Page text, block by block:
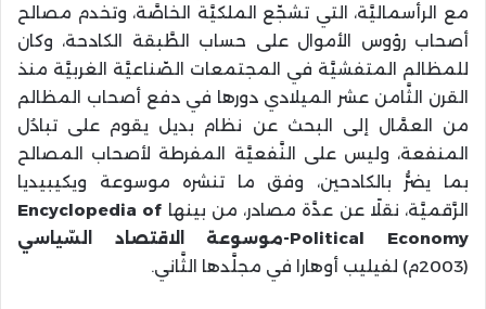
مع الرأسماليَّة، التي تشجّع الملكيَّة الخاصَّة، وتخدم مصالح
أصحاب رؤوس الأموال على حساب الطَّبقة الكادحة، وكان
للمظالم المتفشيَّة في المجتمعات الصّناعيَّة الغربيَّة منذ
القرن الثَّامن عشر الميلادي دورها في دفع أصحاب المظالم
من العمَّال إلى البحث عن نظام بديل يقوم على تبادُل
المنفعة، وليس على النَّفعيَّة المفرطة لأصحاب المصالح
بما يضرُّ بالكادحين، وفق ما تنشره موسوعة ويكيبيديا
الرَّقميَّة، نقلًا عن عدَّة مصادر، من بينها
Encyclopedia of
Political Economy-موسوعة الاقتصاد السّياسي
(2003م) لفيليب أوهارا في مجلَّدها الثَّاني.